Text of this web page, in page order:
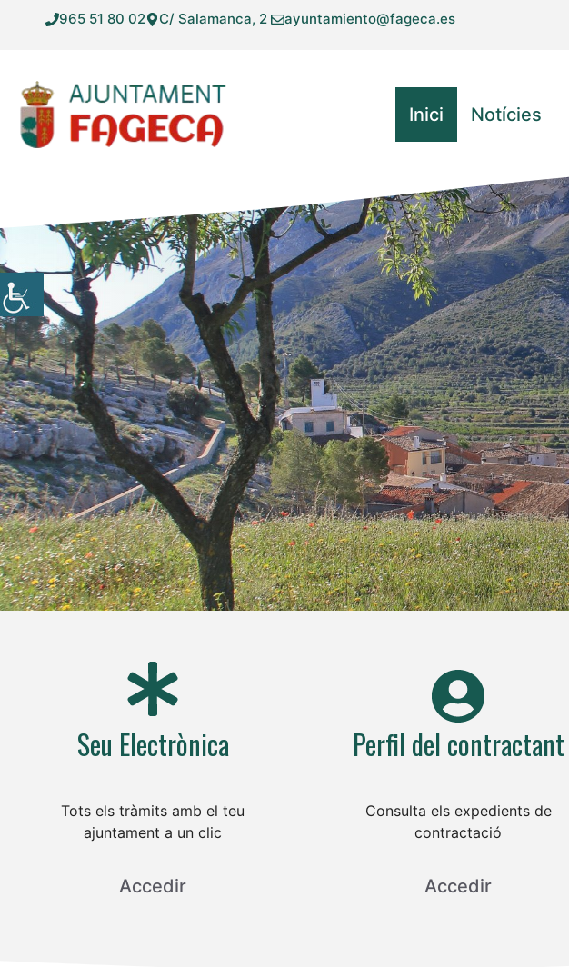
965 51 80 02 C/ Salamanca, 2 ayuntamiento@fageca.es
Inici Notícies
Seu Electrònica
Tots els tràmits amb el teu
ajuntament a un clic
Accedir
Perfil del contractant
Consulta els expedients de
contractació
Accedir